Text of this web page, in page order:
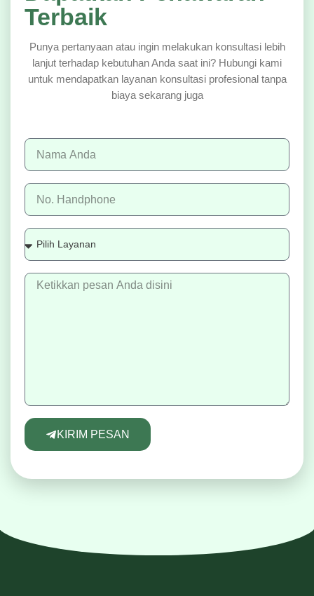
KIRIM PESAN
Terbaik
Punya pertanyaan atau ingin melakukan konsultasi lebih
lanjut terhadap kebutuhan Anda saat ini? Hubungi kami
untuk mendapatkan layanan konsultasi profesional tanpa
biaya sekarang juga